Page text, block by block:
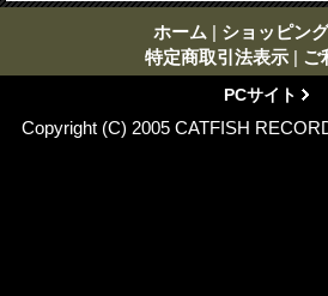
ホーム | ショッピン
特定商取引法表示 | ご
PCサイト
Copyright (C) 2005 CATFISH